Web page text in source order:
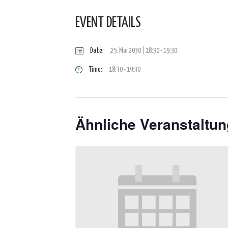
EVENT DETAILS
Date: 25. Mai 2030 | 18:30-19:30
Time: 18:30 - 19:30
Ähnliche